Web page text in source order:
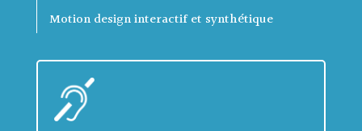
Motion design interactif et synthétique